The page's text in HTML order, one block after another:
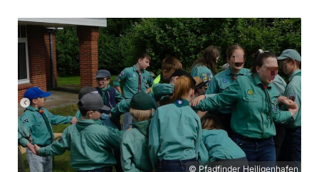
© Pfadfinder Heiligenhafen